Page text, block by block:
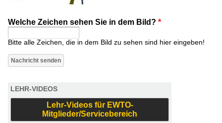
Welche Zeichen sehen Sie in dem Bild? *
Bitte alle Zeichen, die in dem Bild zu sehen sind hier eingeben!
LEHR-VIDEOS
Lehr-Videos für EWTO-
Mitglieder/Servicebereich